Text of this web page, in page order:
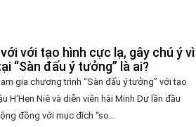
với tạo hình cực lạ, gây chú ý vì
“Sàn đấu ý tưởng” là ai?
gia chương trình “Sàn đấu ý tưởng” với tạo
H'Hen Niê và diễn viên hài Minh Dự lần đầu
đồng với mục đích “so...